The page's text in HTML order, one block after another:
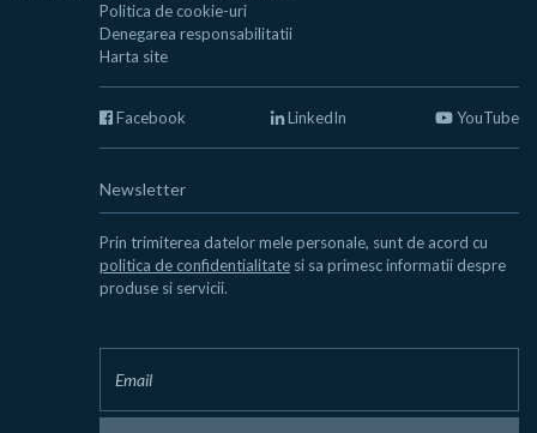
Politica de cookie-uri
Denegarea responsabilitatii
Harta site
Facebook LinkedIn YouTube
Newsletter
Prin trimiterea datelor mele personale, sunt de acord cu
politica de confidentialitate si sa primesc informatii despre
produse si servicii.